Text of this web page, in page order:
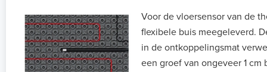
Voor de vloersensor van de
flexibele buis meegeleverd.
in de ontkoppelingsmat
een groef van ongeveer 1